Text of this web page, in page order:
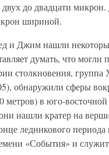
до двадцати микрон.
шириной.
и Джим нашли
думать, что
столкновения,
обнаружили сферы
метров) в юго-
нашли кратер на
ледникового
«События» и